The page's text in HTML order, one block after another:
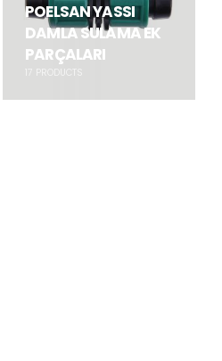
POELSAN YASSI
DAMLA SULAMA EK
PARÇALARI
17 PRODUCTS